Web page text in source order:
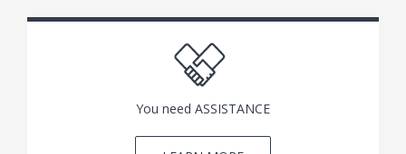
You need ASSISTANCE